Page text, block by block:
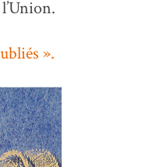
».